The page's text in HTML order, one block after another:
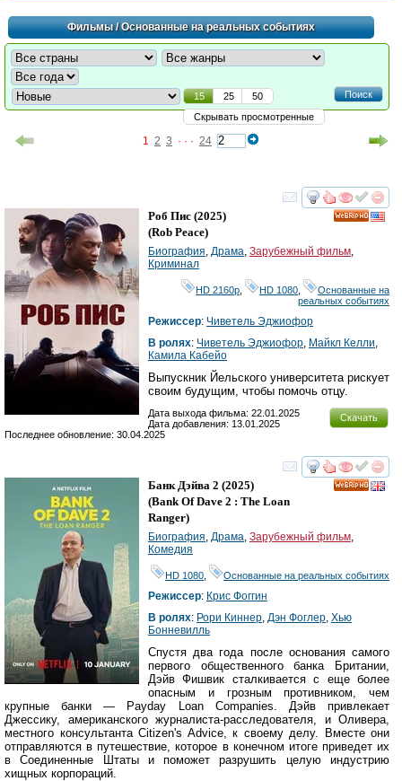
Фильмы/ Основанные на реальных событиях
Поиск
15 25
50
Скрывать просмотренные
1 2 3 · · · 24
смотреть
Роб Пис (2025)
(Rob Peace)
Биография, Драма, Зарубежный фильм,
Криминал
HD 2160р HD 1080
Основанные на
реальных событиях
Режиссер: Чиветель Эджиофор
В ролях: Чиветель Эджиофор, Майкл Келли,
Камила Кабейо
Выпускник Йельского университета рискует
своим будущим, чтобы помочь отцу.
Скачать
Дата выхода фильма: 22.01.2025
Дата добавления: 13.01.2025
Последнее обновление: 30.04.2025
смотреть
Банк Дэйва 2 (2025)
(Bank Of Dave 2 : The Loan
Ranger)
Биография Драма Зарубежный фильм
Комедия
HD 1080 Основанные на реальных событиях
Режиссер: Крис Фоггин
В ролях: Рори Киннер Дэн Фоглер Хью
Бонневилль
Cпустя два года после основания самого
первого общественного банка Британии,
Дэйв Фишвик сталкивается с еще более
опасным и грозным противником, чем
крупные банки — Payday Loan Companies. Дэйв привлекает
Джессику, американского журналиста-расследователя, и Оливера,
местного консультанта Citizen's Advice, к своему делу. Вместе они
отправляются в путешествие, которое в конечном итоге приведет их
в Соединенные Штаты и поможет разрушить целую индустрию
хищных корпораций.